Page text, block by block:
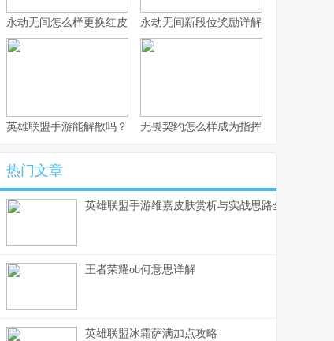
永劫无间怎么样更换红皮 永劫无间新段位奖励详解
英雄联盟手游能解散吗？ 无畏契约怎么样成为指挥
热门文章
英雄联盟手游维嘉皮肤赏析与实战思路全解
王者荣耀ob何意思详解
英雄联盟冰霜萨满加点攻略